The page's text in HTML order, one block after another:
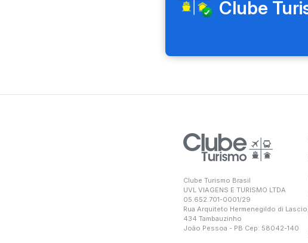
Clube
Clube Turismo Brasil
UVL VIAGENS E TURISMO LTDA
05.652.701-0001/29
Rua Arquiteto Hermenegildo di Lascio,
434 Tambauzinho
João Pessoa - PB Cep: 58042-140